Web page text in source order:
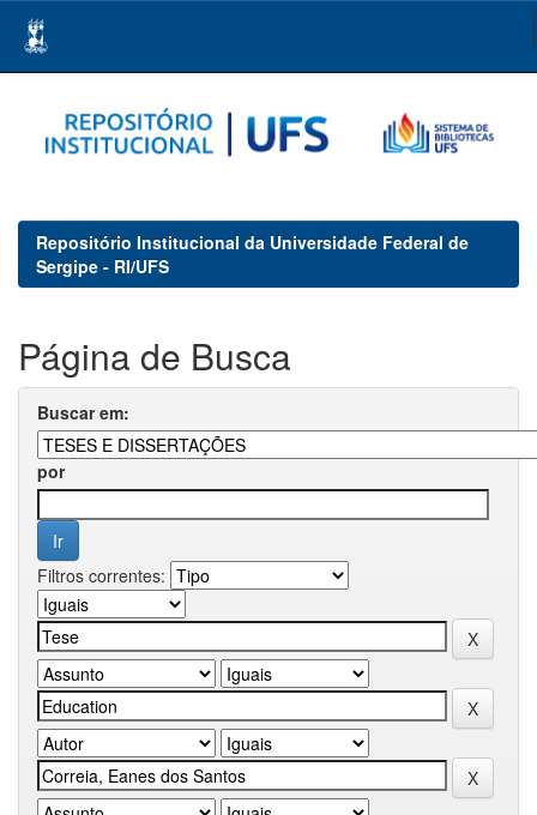
navigation
Repositório Institucional da Universidade Federal de
Sergipe - RI/UFS
Página de Busca
Buscar em:
por
Filtros correntes: